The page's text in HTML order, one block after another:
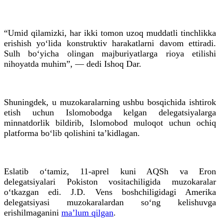
“Umid qilamizki, har ikki tomon uzoq muddatli tinchlikka
erishish yo‘lida konstruktiv harakatlarni davom ettiradi.
Sulh bo‘yicha olingan majburiyatlarga rioya etilishi
nihoyatda muhim”, — dedi Ishoq Dar.
Shuningdek, u muzokaralarning ushbu bosqichida ishtirok
etish uchun Islomobodga kelgan delegatsiyalarga
minnatdorlik bildirib, Islomobod muloqot uchun ochiq
platforma bo‘lib qolishini ta’kidlagan.
Eslatib o‘tamiz, 11-aprel kuni AQSh va Eron
delegatsiyalari Pokiston vositachiligida muzokaralar
o‘tkazgan edi. J.D. Vens boshchiligidagi Amerika
delegatsiyasi muzokaralardan so‘ng kelishuvga
erishilmaganini ma’lum qilgan.